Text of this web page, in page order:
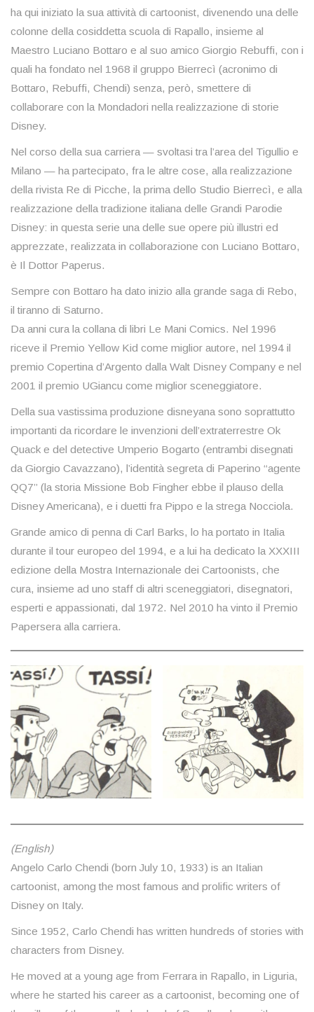
ha qui iniziato la sua attività di cartoonist, divenendo una delle
colonne della cosiddetta scuola di Rapallo, insieme al
Maestro Luciano Bottaro e al suo amico Giorgio Rebuffi, con i
quali ha fondato nel 1968 il gruppo Bierrecì (acronimo di
Bottaro, Rebuffi, Chendi) senza, però, smettere di
collaborare con la Mondadori nella realizzazione di storie
Disney.
Nel corso della sua carriera — svoltasi tra l’area del Tigullio e
Milano — ha partecipato, fra le altre cose, alla realizzazione
della rivista Re di Picche, la prima dello Studio Bierrecì, e alla
realizzazione della tradizione italiana delle Grandi Parodie
Disney: in questa serie una delle sue opere più illustri ed
apprezzate, realizzata in collaborazione con Luciano Bottaro,
è Il Dottor Paperus.
Sempre con Bottaro ha dato inizio alla grande saga di Rebo,
il tiranno di Saturno.
Da anni cura la collana di libri Le Mani Comics. Nel 1996
riceve il Premio Yellow Kid come miglior autore, nel 1994 il
premio Copertina d’Argento dalla Walt Disney Company e nel
2001 il premio UGiancu come miglior sceneggiatore.
Della sua vastissima produzione disneyana sono soprattutto
importanti da ricordare le invenzioni dell’extraterrestre Ok
Quack e del detective Umperio Bogarto (entrambi disegnati
da Giorgio Cavazzano), l’identità segreta di Paperino “agente
QQ7” (la storia Missione Bob Fingher ebbe il plauso della
Disney Americana), e i duetti fra Pippo e la strega Nocciola.
Grande amico di penna di Carl Barks, lo ha portato in Italia
durante il tour europeo del 1994, e a lui ha dedicato la XXXIII
edizione della Mostra Internazionale dei Cartoonists, che
cura, insieme ad uno staff di altri sceneggiatori, disegnatori,
esperti e appassionati, dal 1972. Nel 2010 ha vinto il Premio
Papersera alla carriera.
(English)
Angelo Carlo Chendi (born July 10, 1933) is an Italian
cartoonist, among the most famous and prolific writers of
Disney on Italy.
Since 1952, Carlo Chendi has written hundreds of stories with
characters from Disney.
He moved at a young age from Ferrara in Rapallo, in Liguria,
where he started his career as a cartoonist, becoming one of